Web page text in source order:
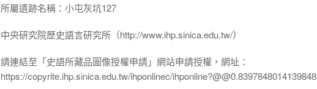
所屬遺跡名稱：小屯灰坑127
中央研究院歷史語言研究所（http://www.ihp.sinica.edu.tw/）
請連結至「史語所藏品圖像授權申請」網站申請授權，網址：
https://copyrite.ihp.sinica.edu.tw/ihponlinec/ihponline?@@0.8397848014139848